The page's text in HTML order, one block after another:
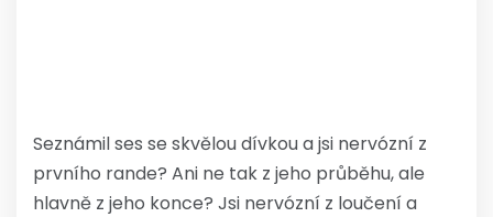
Seznámil ses se skvělou dívkou a jsi nervózní z
prvního rande? Ani ne tak z jeho průběhu, ale
hlavně z jeho konce? Jsi nervózní z loučení a